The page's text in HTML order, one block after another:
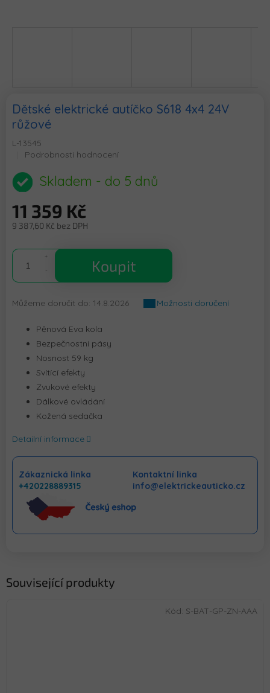
Dětské elektrické autíčko S618 4x4 24V
růžové
L-13545
Průměrné
produktu
je
5
Podrobnosti hodnocení
Skladem - do 5 dnů
11 359 Kč
9 387,60 Kč bez DPH
cena:
Koupit
Můžeme doručit do: 14.8.2026 Možnosti doručení
Pěnová Eva kola
Bezpečnostní pásy
Nosnost 59 kg
Svítící efekty
Zvukové efekty
Dálkové ovládání
Kožená sedačka
Detailní informace
Zákaznická linka
+420228889315
Kontaktní linka
info@elektrickeauticko.cz
Související produkty
Kód: S-BAT-GP-ZN-AAA